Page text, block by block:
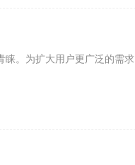
。为扩大用户更广泛的需